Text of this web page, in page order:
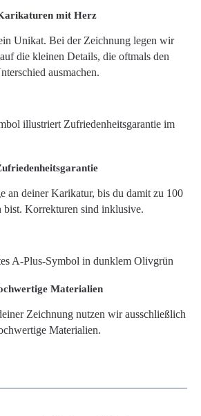
mit Herz
Unikat. Bei der Zeichnung legen wir
die kleinen Details, die oftmals den
ausmachen.
an deiner Karikatur, bis du damit zu 100
bist. Korrekturen sind inklusive.
Materialien
Zeichnung nutzen wir ausschließlich
Materialien.